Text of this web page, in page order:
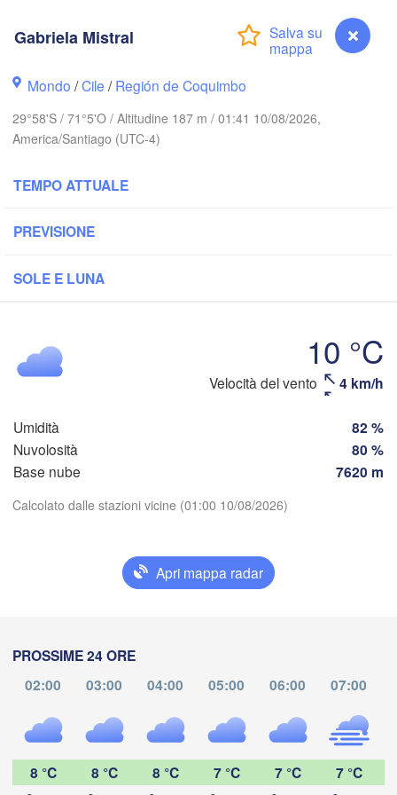
Gabriela Mistral
Mondo /Cile /Región de Coquimbo
29°58'S / 71°5'O / Altitudine 187 m / 01:41 10/08/2026,
America/Santiago (UTC-4)
TEMPO ATTUALE
PREVISIONE
SOLE E LUNA
10 °C
Velocità del vento 4 km/h
Umidità 82 %
Nuvolosità 80 %
Base nube 7620 m
Calcolato dalle stazioni vicine (01:00 10/08/2026)
Apri mappa radar
PROSSIME 24 ORE
02:00
03:00 04:00 05:00 06:00 07:00
8 °C 8 °C 8 °C 7 °C 7 °C 7 °C
2 m sopra il suolo
ve
08 ago 09 ago 10 ago
ma
11 ago
me
12 ago 13 ago
03 :00 04 :00 05 :00 06 :00 07 :00 08 :00 09
Calama
Antofagasta
Concepción
La Rioja
Gabriela Mistral